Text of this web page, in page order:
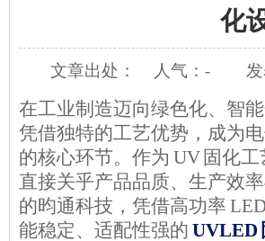
化
文章出处： 人气： -
在工业制造迈向绿色化、智
凭借独特的工艺优势，成为
的核心环节。作为 UV 固化
直接关乎产品品质、生产效
的昀通科技，凭借高功率
能稳定、适配性强的 UVLED